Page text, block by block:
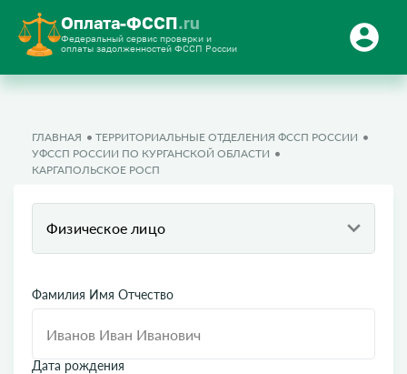
Оплата-ФССП.ru
Федеральный сервис проверки и
оплаты задолженностей ФССП России
ГЛАВНАЯ
ТЕРРИТОРИАЛЬНЫЕ ОТДЕЛЕНИЯ ФССП РОССИИ
УФССП РОССИИ ПО КУРГАНСКОЙ ОБЛАСТИ
КАРГАПОЛЬСКОЕ РОСП
Физическое лицо
Фамилия Имя Отчество
Дата рождения